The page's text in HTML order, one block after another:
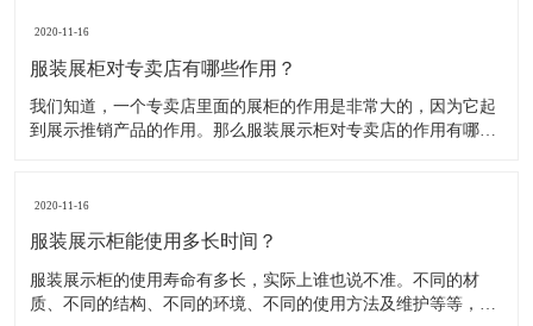
2020-11-16
服装展柜对专卖店有哪些作用？
我们知道，一个专卖店里面的展柜的作用是非常大的，因为它起
到展示推销产品的作用。那么服装展示柜对专卖店的作用有哪些
陈列展示商品。把商品的风采展现在消费者面前，使消费者对商
2020-11-16
服装展示柜能使用多长时间？
服装展示柜的使用寿命有多长，实际上谁也说不准。不同的材
质、不同的结构、不同的环境、不同的使用方法及维护等等，都